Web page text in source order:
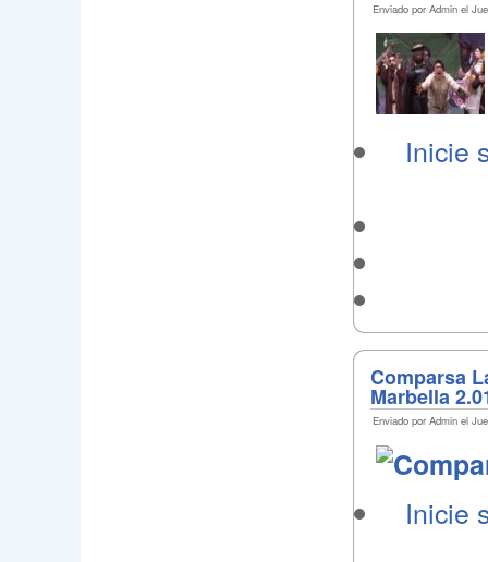
Enviado por Admin el
Inicie
Comparsa
Marbella
Enviado por Admin el
Inicie